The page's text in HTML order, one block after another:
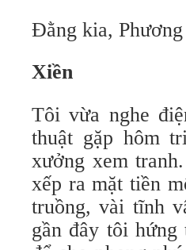
Đằng kia,
Xiền
Tôi vừa nghe
thuật gặp hôm
xưởng xem
xếp ra mặt tiền
truồng, vài tĩnh
gần đây tôi